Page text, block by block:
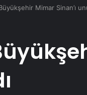
Mimar Sinan’ı